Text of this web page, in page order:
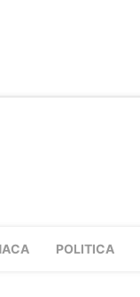
POLITICA